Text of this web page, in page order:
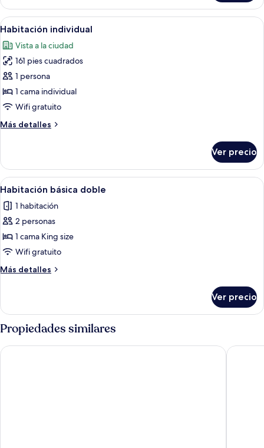
estándar
con
2
individuales
Abrir
todas
las
fotos
de
Habitación
individual
Caja de seguridad en la habitación,
9
Habitación individual
Vista a la ciudad
161 pies cuadrados
1 persona
1 cama individual
Wifi gratuito
Más detalles
Más
individual
Ver precio
Abrir
todas
las
fotos
de
Habitación
básica
doble
Caja de seguridad en la habitación,
14
Habitación básica doble
1 habitación
2 personas
1 cama King size
Wifi gratuito
Más detalles
Más
básica
doble
Ver precio
Propiedades similares
Miracielos Kaype -